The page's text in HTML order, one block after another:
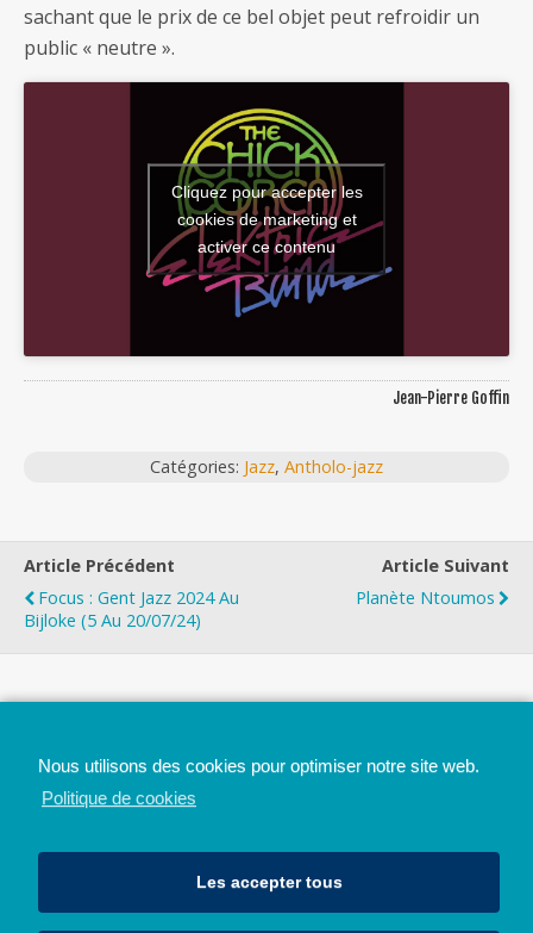
sachant que le prix de ce bel objet peut refroidir un
public « neutre ».
Cliquez pour accepter les
cookies de marketing et
activer ce contenu
Jean-Pierre Goffin
Catégories: Jazz, Antholo-jazz
Article Précédent
Focus : Gent Jazz 2024 Au
Bijloke (5 Au 20/07/24)
Article Suivant
Planète Ntoumos
Nous utilisons des cookies pour optimiser notre site web.
Politique de cookies
Les accepter tous